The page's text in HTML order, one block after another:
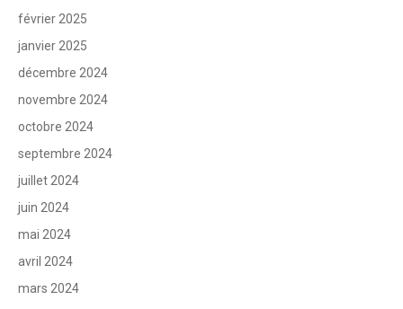
février 2025
janvier 2025
décembre 2024
novembre 2024
octobre 2024
septembre 2024
juillet 2024
juin 2024
mai 2024
avril 2024
mars 2024